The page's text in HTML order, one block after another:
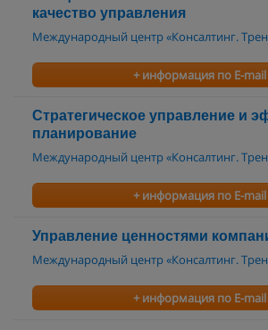
качество управления
Международный центр «Консалтинг.
+ информация по E-mail
Стратегическое управление и
планирование
Международный центр «Консалтинг.
+ информация по E-mail
Управление ценностями
Международный центр «Консалтинг.
+ информация по E-mail